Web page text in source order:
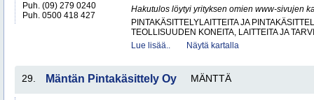
Puh. (09) 279 0240
Puh. 0500 418 427
Hakutulos löytyi yrityksen omien www-sivujen
PINTAKÄSITTELYLAITTEITA JA
TEOLLISUUDEN KONEITA, LAITTEITA JA
Lue lisää..
Näytä kartalla
29. Mäntän Pintakäsittely Oy MÄNTTÄ